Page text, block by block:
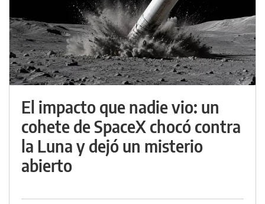
El impacto que nadie vio: un
cohete de SpaceX chocó contra
la Luna y dejó un misterio
abierto